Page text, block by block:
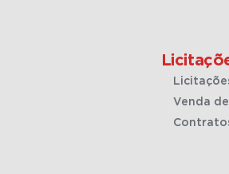
Venda